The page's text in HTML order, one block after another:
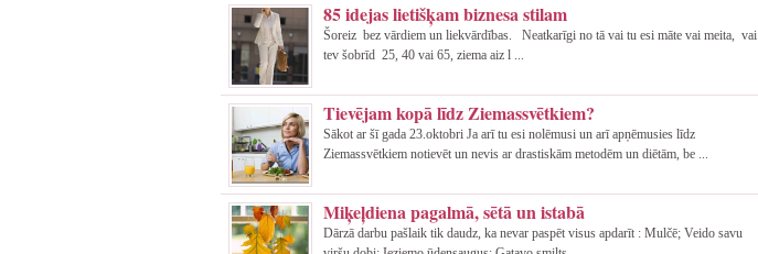
85 idejas lietišķam biznesa stilam
Šoreiz bez vārdiem un liekvārdības. Neatkarīgi no tā vai tu esi māte vai meita, vai
tev šobrīd 25, 40 vai 65, ziema aiz l ...
Tievējam kopā līdz Ziemassvētkiem?
Sākot ar šī gada 23.oktobri Ja arī tu esi nolēmusi un arī apņēmusies līdz
Ziemassvētkiem notievēt un nevis ar drastiskām metodēm un diētām, be ...
Miķeļdiena pagalmā, sētā un istabā
Dārzā darbu pašlaik tik daudz, ka nevar paspēt visus apdarīt : Mulčē; Veido savu